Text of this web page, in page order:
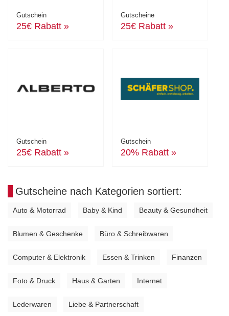
Gutschein
25€ Rabatt »
Gutscheine
25€ Rabatt »
Gutschein
25€ Rabatt »
Gutschein
20% Rabatt »
Gutscheine nach Kategorien sortiert:
Auto & Motorrad
Baby & Kind
Beauty & Gesundheit
Blumen & Geschenke
Büro & Schreibwaren
Computer & Elektronik
Essen & Trinken
Finanzen
Foto & Druck
Haus & Garten
Internet
Lederwaren
Liebe & Partnerschaft